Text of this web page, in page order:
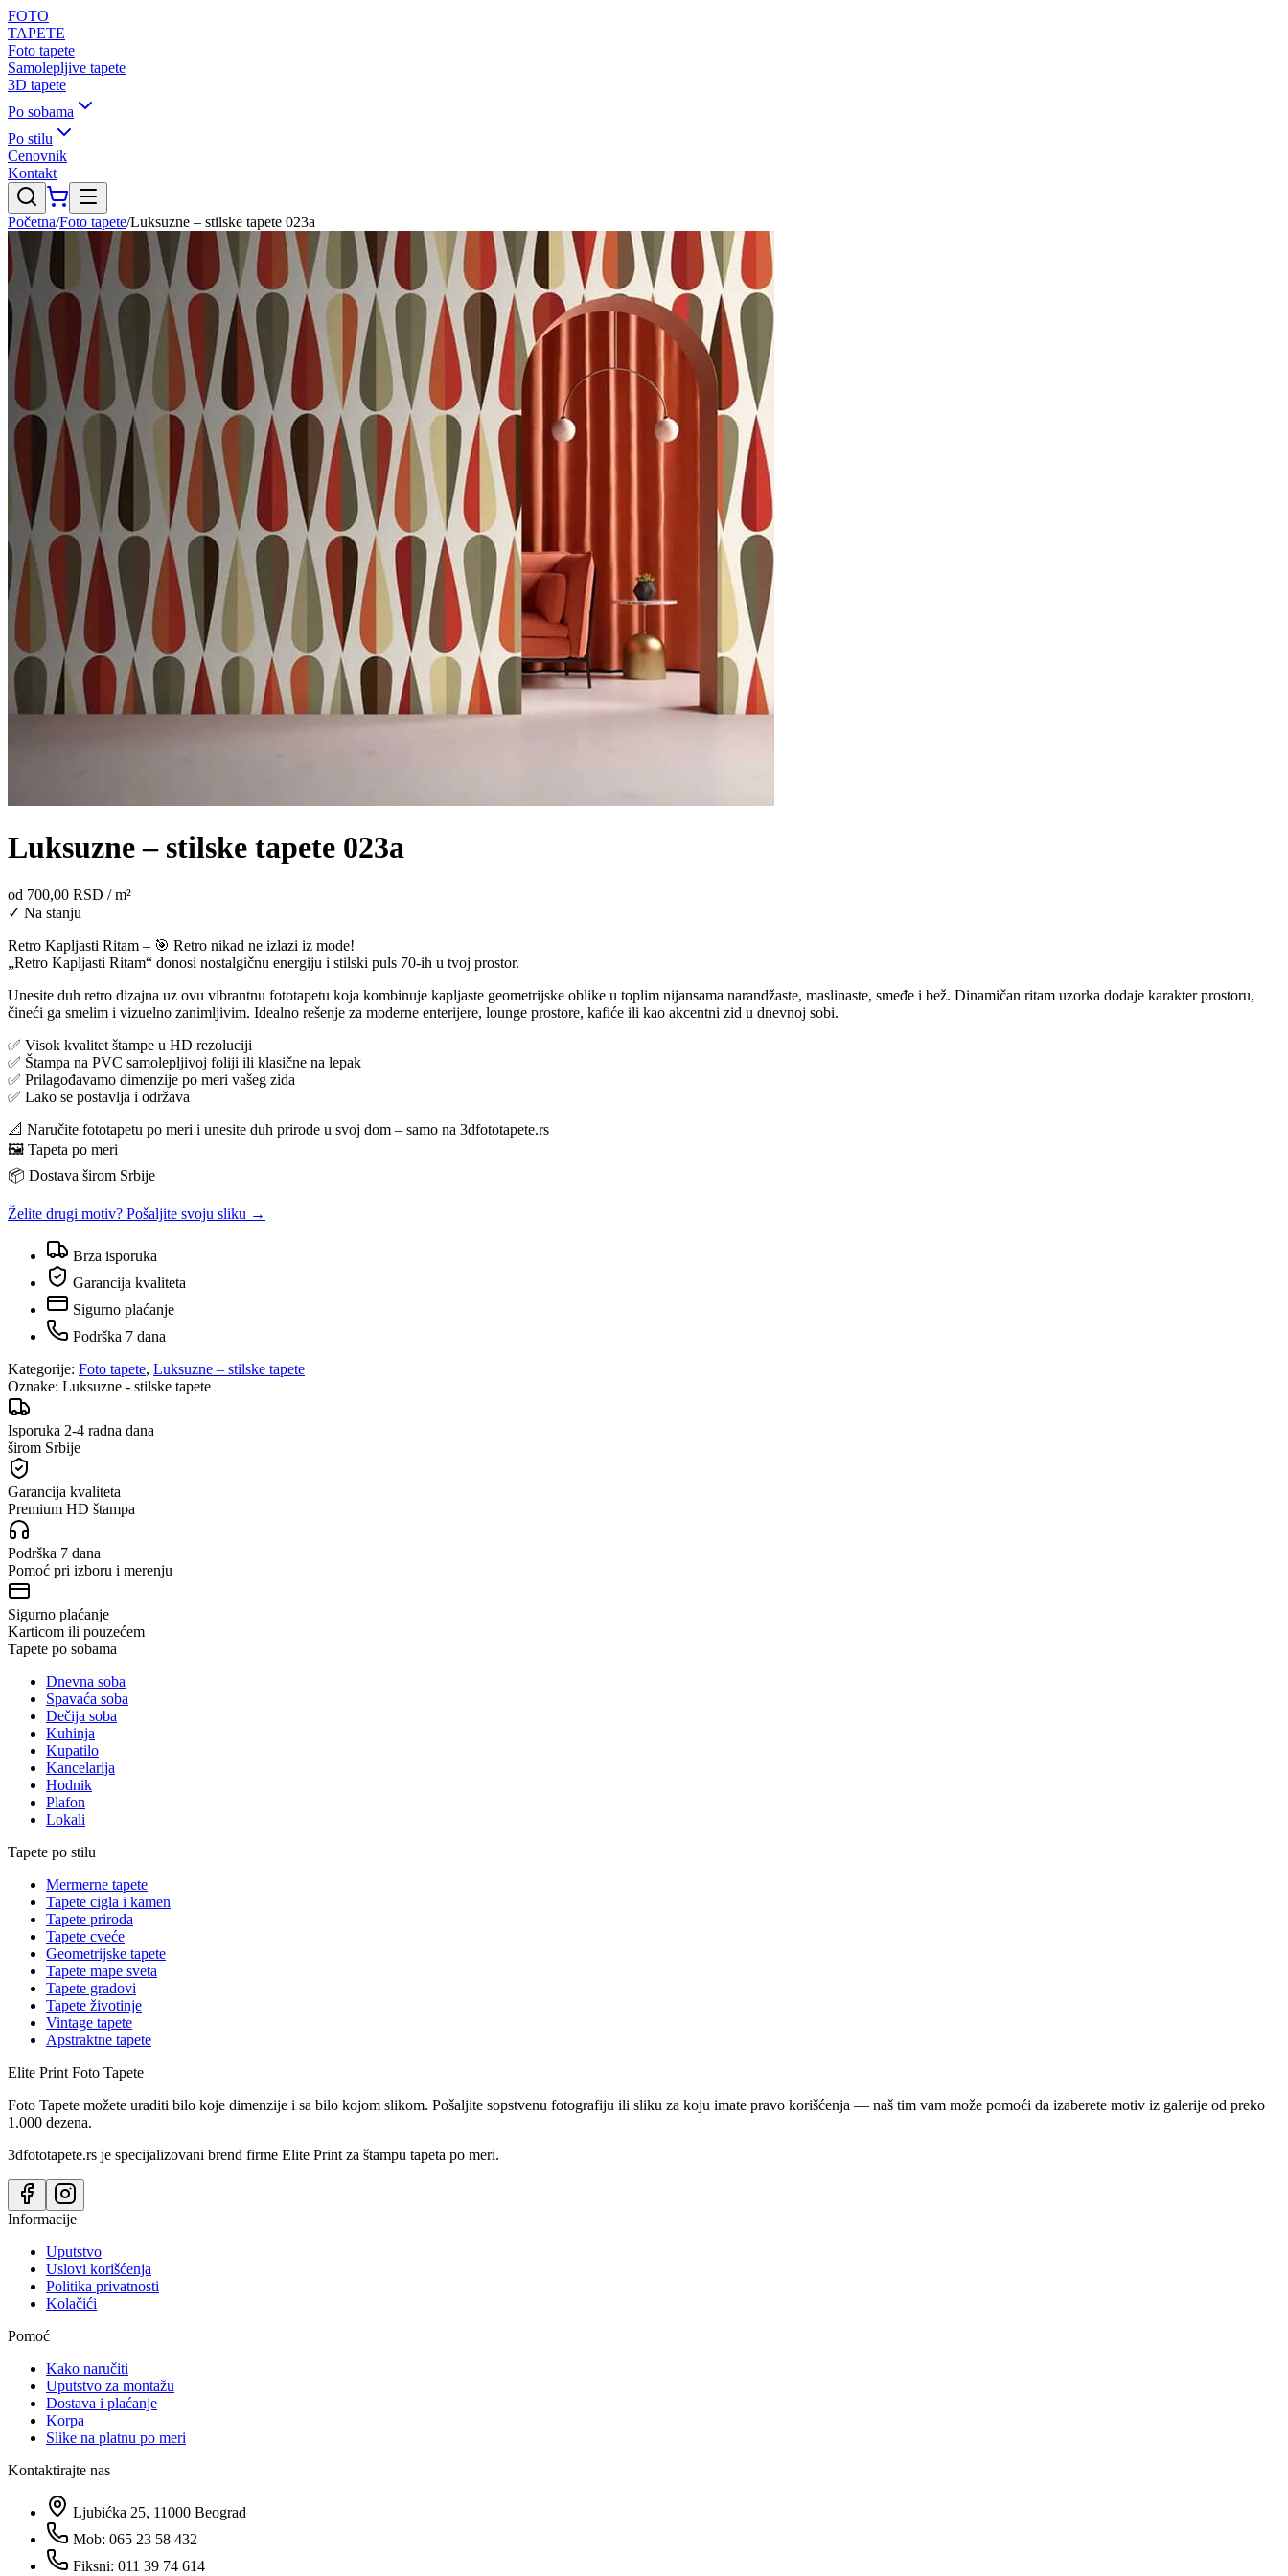
FOTO
TAPETE
Foto tapete
Samolepljive tapete
3D tapete
Po sobama
Po stilu
Cenovnik
Kontakt
Početna/Foto tapete/Luksuzne – stilske tapete 023a
Luksuzne – stilske tapete 023a
od 700,00 RSD / m²
✓ Na stanju
Retro Kapljasti Ritam – 🎯 Retro nikad ne izlazi iz mode!
„Retro Kapljasti Ritam“ donosi nostalgičnu energiju i stilski puls 70-ih u tvoj prostor.
Unesite duh retro dizajna uz ovu vibrantnu fototapetu koja kombinuje kapljaste geometrijske oblike u toplim nijansama narandžaste, maslinaste, smeđe i bež. Dinamičan ritam uzorka dodaje karakter prostoru,
čineći ga smelim i vizuelno zanimljivim. Idealno rešenje za moderne enterijere, lounge prostore, kafiće ili kao akcentni zid u dnevnoj sobi.
✅ Visok kvalitet štampe u HD rezoluciji
✅ Štampa na PVC samolepljivoj foliji ili klasične na lepak
✅ Prilagođavamo dimenzije po meri vašeg zida
✅ Lako se postavlja i održava
📐 Naručite fototapetu po meri i unesite duh prirode u svoj dom – samo na 3dfototapete.rs
🖼️ Tapeta po meri
📦 Dostava širom Srbije
Želite drugi motiv? Pošaljite svoju sliku →
Brza isporuka
Garancija kvaliteta
Sigurno plaćanje
Podrška 7 dana
Kategorije: Foto tapete, Luksuzne – stilske tapete
Oznake: Luksuzne - stilske tapete
Isporuka 2-4 radna dana
širom Srbije
Garancija kvaliteta
Premium HD štampa
Podrška 7 dana
Pomoć pri izboru i merenju
Sigurno plaćanje
Karticom ili pouzećem
Tapete po sobama
Dnevna soba
Spavaća soba
Dečija soba
Kuhinja
Kupatilo
Kancelarija
Hodnik
Plafon
Lokali
Tapete po stilu
Mermerne tapete
Tapete cigla i kamen
Tapete priroda
Tapete cveće
Geometrijske tapete
Tapete mape sveta
Tapete gradovi
Tapete životinje
Vintage tapete
Apstraktne tapete
Elite Print Foto Tapete
Foto Tapete možete uraditi bilo koje dimenzije i sa bilo kojom slikom. Pošaljite sopstvenu fotografiju ili sliku za koju imate pravo korišćenja — naš tim vam može pomoći da izaberete motiv iz galerije od preko
1.000 dezena.
3dfototapete.rs je specijalizovani brend firme Elite Print za štampu tapeta po meri.
Informacije
Uputstvo
Uslovi korišćenja
Politika privatnosti
Kolačići
Pomoć
Kako naručiti
Uputstvo za montažu
Dostava i plaćanje
Korpa
Slike na platnu po meri
Kontaktirajte nas
Ljubićka 25, 11000 Beograd
Mob: 065 23 58 432
Fiksni: 011 39 74 614